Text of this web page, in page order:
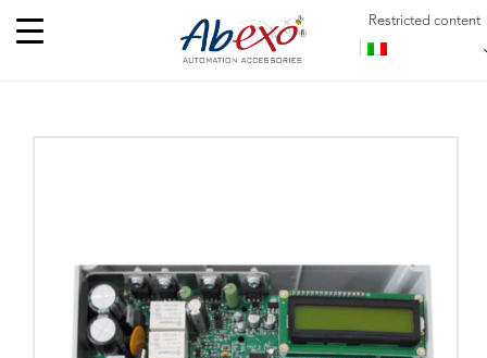
Restricted content